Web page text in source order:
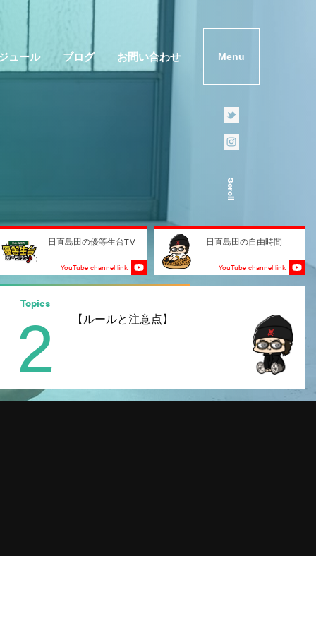
ュール ブログ お問い合わせ Menu
Scroll
日直島田の優等生台TV
YouTube channel link
日直島田の自由時間
YouTube channel link
【ルールと注意点】
Topics
2